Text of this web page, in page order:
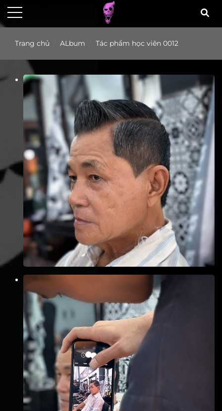
Trang chủ ALbum Tác phẩm học viên 0012